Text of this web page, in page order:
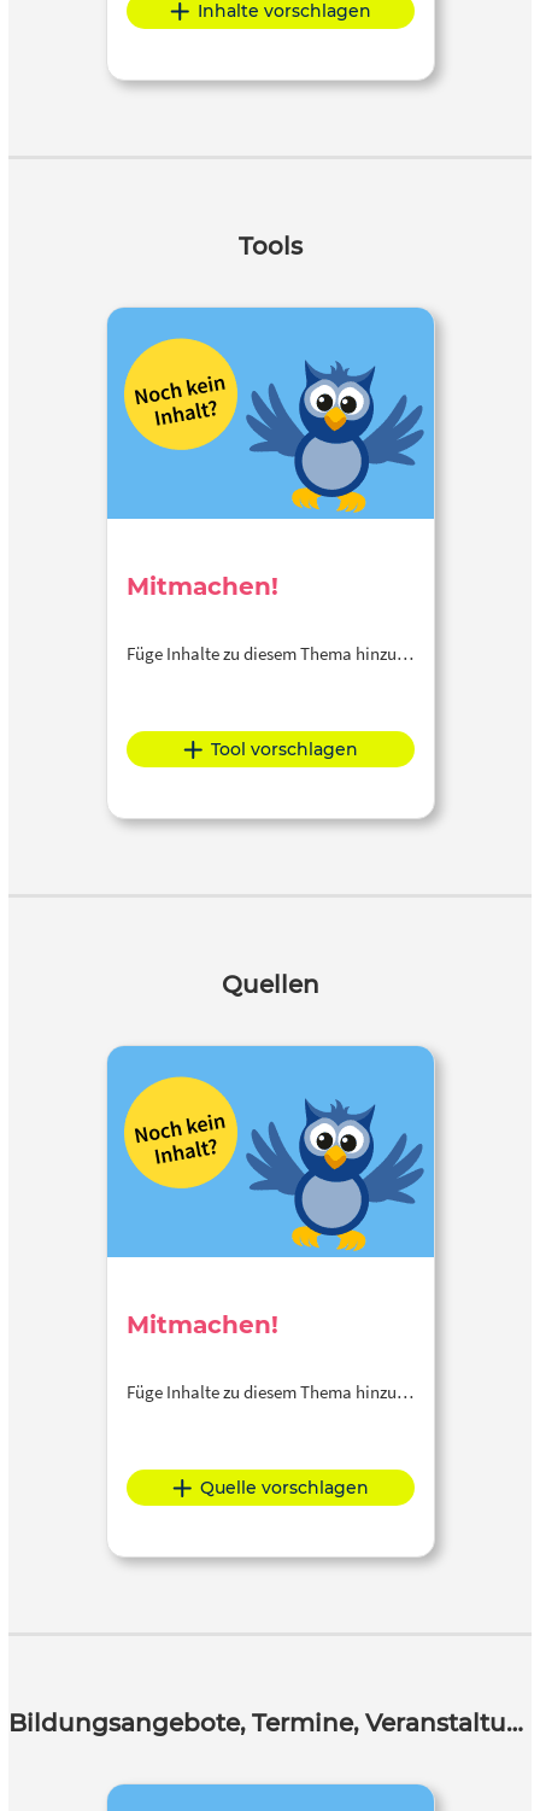
Inhalte vorschlagen
Tools
Mitmachen!
Füge Inhalte zu diesem Thema hinzu…
Tool vorschlagen
Quellen
Mitmachen!
Füge Inhalte zu diesem Thema hinzu…
Quelle vorschlagen
Bildungsangebote, Termine, Veranstaltungen